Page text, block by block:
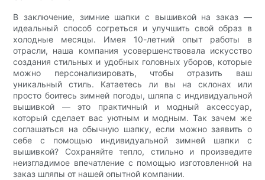
В заключение, зимние шапки с вышивкой на заказ —
идеальный способ согреться и улучшить свой образ в
холодные месяцы. Имея 10-летний опыт работы в
отрасли, наша компания усовершенствовала искусство
создания стильных и удобных головных уборов, которые
можно персонализировать, чтобы отразить ваш
уникальный стиль. Катаетесь ли вы на склонах или
просто боитесь зимней погоды, шляпа с индивидуальной
вышивкой — это практичный и модный аксессуар,
который сделает вас уютным и модным. Так зачем же
соглашаться на обычную шапку, если можно заявить о
себе с помощью индивидуальной зимней шапки с
вышивкой? Сохраняйте тепло, стильно и произведите
неизгладимое впечатление с помощью изготовленной на
заказ шляпы от нашей опытной компании.